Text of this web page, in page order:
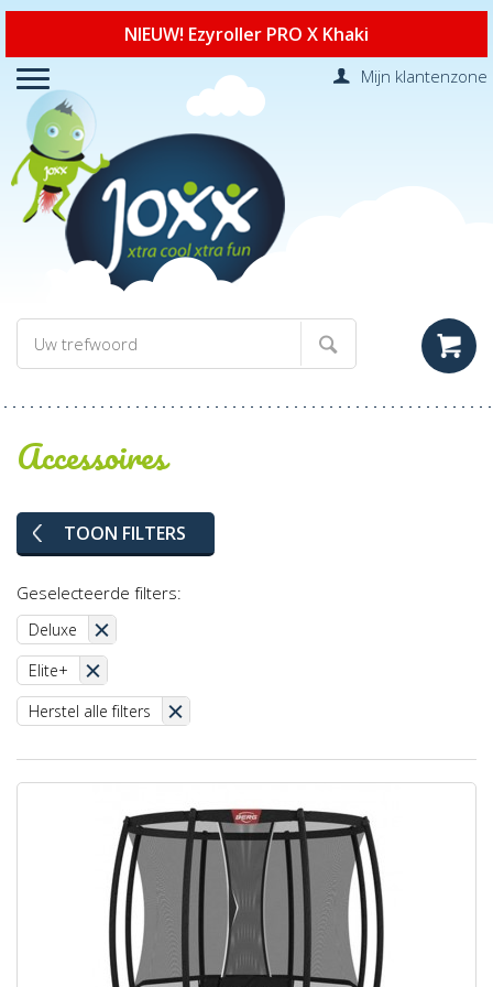
NIEUW! Ezyroller PRO X Khaki
Mijn klantenzone
Accessoires
TOON FILTERS
Geselecteerde filters:
Deluxe
Elite+
Herstel alle filters